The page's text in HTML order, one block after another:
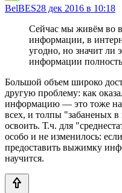
BelBES28 дек 2016 в 10:18
Сейчас мы живём во
информации, в
угодно, но значит ли
информации
Большой объем широко
другую проблему: как
информацию — это тоже
всех, и толпы "забаненых в
освоить. Т.ч. для
особо и не изменилось:
предоставить выжимку
научится.